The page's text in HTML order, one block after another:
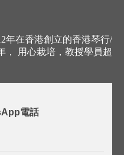
年在香港創立的香港琴行/
， 用心栽培，教授學員超
電話